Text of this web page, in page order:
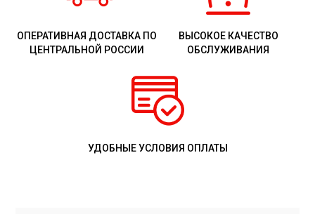
ОПЕРАТИВНАЯ ДОСТАВКА ПО
ЦЕНТРАЛЬНОЙ РОССИИ
ВЫСОКОЕ КАЧЕСТВО
ОБСЛУЖИВАНИЯ
УДОБНЫЕ УСЛОВИЯ ОПЛАТЫ